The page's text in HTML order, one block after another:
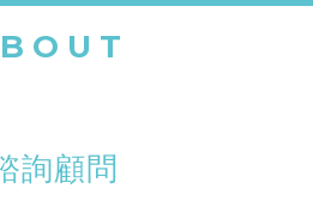
詢顧問